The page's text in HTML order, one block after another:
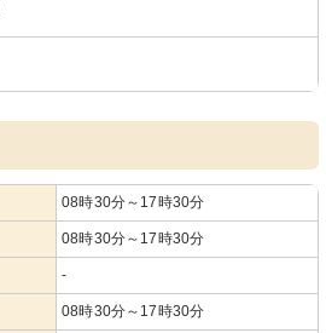
08時30分～17時30分
08時30分～17時30分
-
08時30分～17時30分